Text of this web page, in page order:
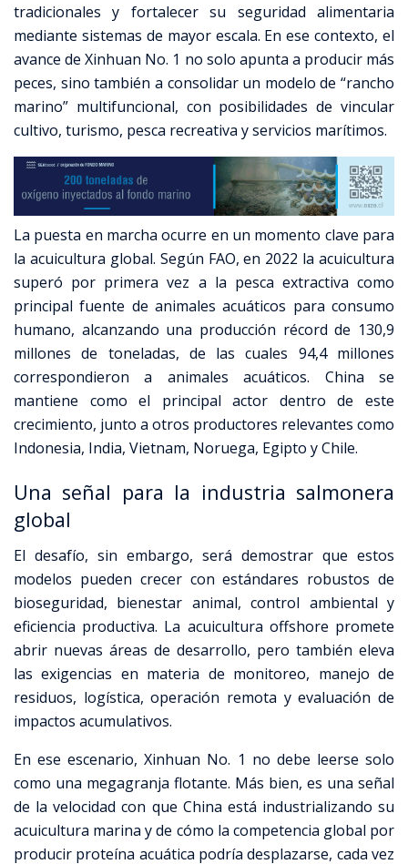
tradicionales y fortalecer su seguridad alimentaria
mediante sistemas de mayor escala. En ese contexto, el
avance de Xinhuan No. 1 no solo apunta a producir más
peces, sino también a consolidar un modelo de “rancho
marino” multifuncional, con posibilidades de vincular
cultivo, turismo, pesca recreativa y servicios marítimos.
La puesta en marcha ocurre en un momento clave para
la acuicultura global. Según FAO, en 2022 la acuicultura
superó por primera vez a la pesca extractiva como
principal fuente de animales acuáticos para consumo
humano, alcanzando una producción récord de 130,9
millones de toneladas, de las cuales 94,4 millones
correspondieron a animales acuáticos. China se
mantiene como el principal actor dentro de este
crecimiento, junto a otros productores relevantes como
Indonesia, India, Vietnam, Noruega, Egipto y Chile.
Una señal para la industria salmonera
global
El desafío, sin embargo, será demostrar que estos
modelos pueden crecer con estándares robustos de
bioseguridad, bienestar animal, control ambiental y
eficiencia productiva. La acuicultura offshore promete
abrir nuevas áreas de desarrollo, pero también eleva
las exigencias en materia de monitoreo, manejo de
residuos, logística, operación remota y evaluación de
impactos acumulativos.
En ese escenario, Xinhuan No. 1 no debe leerse solo
como una megagranja flotante. Más bien, es una señal
de la velocidad con que China está industrializando su
acuicultura marina y de cómo la competencia global por
producir proteína acuática podría desplazarse, cada vez